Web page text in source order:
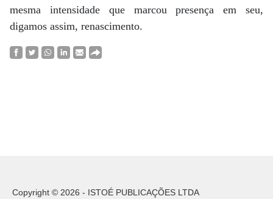
mesma intensidade que marcou presença em seu,
digamos assim, renascimento.
Copyright © 2026 - ISTOÉ PUBLICAÇÕES LTDA